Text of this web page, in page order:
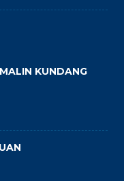
KUNDANG